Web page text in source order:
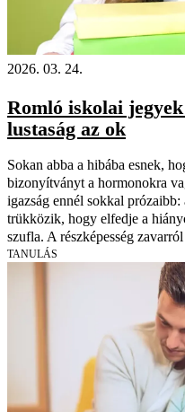
2026. 03. 24.
Romló iskolai
lustaság az ok
Sokan abba a hibába esnek,
bizonyítványt a hormonokra
igazság ennél sokkal
trükközik, hogy elfedje a
szufla. A részképesség
TANULÁS